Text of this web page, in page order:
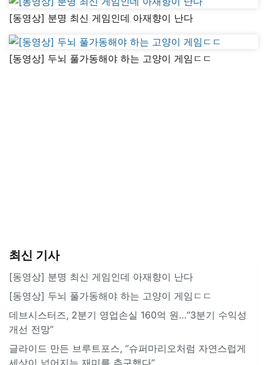
[동영상] 분명 최신 게임인데 아재향이 난다
[동영상] 두뇌 풀가동해야 하는 고양이 게임ㄷㄷ
최신 기사
[동영상] 분명 최신 게임인데 아재향이 난다
[동영상] 두뇌 풀가동해야 하는 고양이 게임ㄷㄷ
데브시스터즈, 2분기 영업손실 160억 원…“3분기 수익성
개선 전망”
글라이드 만든 브루트포스, “슈퍼마리오처럼 자연스럽게
세상이 넓어지는 재미를 추구했다”